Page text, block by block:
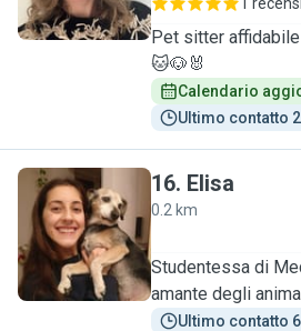
Pet sitter
🐱🐶🐰
Calendario
Ultimo contatto
E
16. Elisa
0.2 km
Studentessa di
amante degli
Ultimo contatto